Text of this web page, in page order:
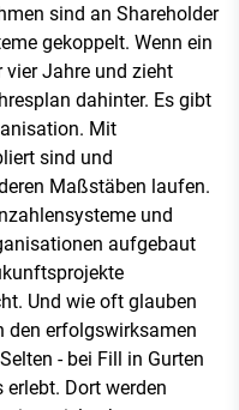
sind an Shareholder
gekoppelt. Wenn ein
vier Jahre und zieht
dahinter. Es gibt
Mit
sind und
Maßstäben laufen.
und
aufgebaut
Und wie oft glauben
den erfolgswirksamen
- bei Fill in Gurten
Dort werden